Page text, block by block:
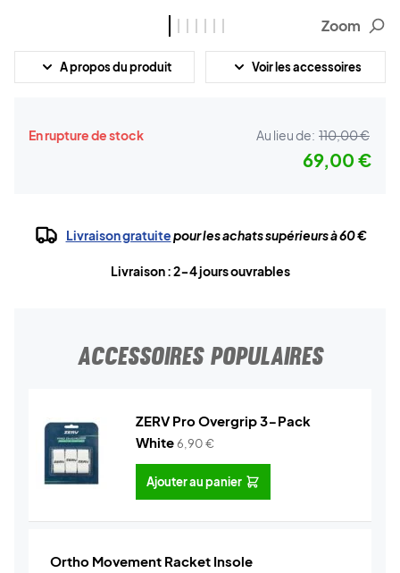
Zoom
A propos du produit Voir les accessoires
En rupture de stock Au lieu de: 110,00 €
69,00 €
Livraison gratuitepour les achats supérieurs à 60 €
Livraison : 2-4 jours ouvrables
ACCESSOIRES POPULAIRES
ZERV Pro Overgrip 3-Pack
White6,90€
Ajouter au panier
Ortho Movement Racket Insole